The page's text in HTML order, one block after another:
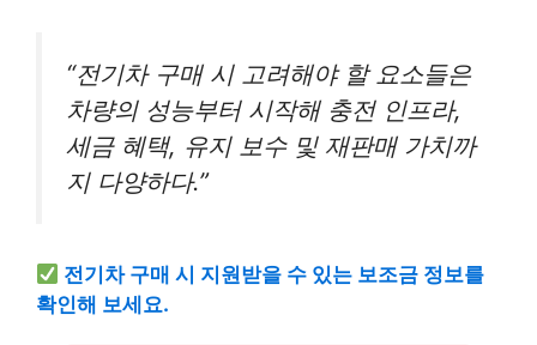
“전기차 구매 시 고려해야 할 요소들은
차량의 성능부터 시작해 충전 인프라,
세금 혜택, 유지 보수 및 재판매 가치까
지 다양하다.”
전기차 구매 시 지원받을 수 있는 보조금 정보를
확인해 보세요.